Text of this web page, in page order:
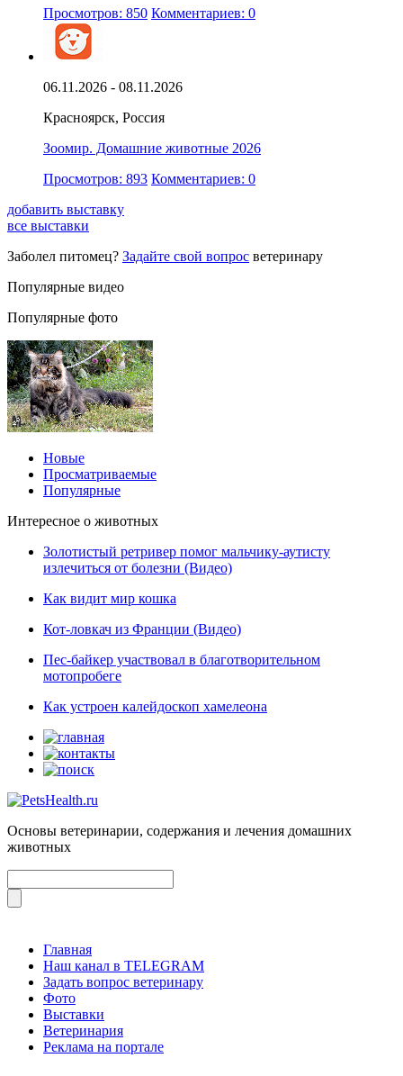
Просмотров: 850 Комментариев: 0
06.11.2026 - 08.11.2026
Красноярск, Россия
Зоомир. Домашние животные 2026
Просмотров: 893 Комментариев: 0
добавить выставку
все выставки
Заболел питомец? Задайте свой вопрос ветеринару
Популярные видео
Популярные фото
Новые
Просматриваемые
Популярные
Интересное о животных
Золотистый ретривер помог мальчику-аутисту
излечиться от болезни (Видео)
Как видит мир кошка
Кот-ловкач из Франции (Видео)
Пес-байкер участвовал в благотворительном
мотопробеге
Как устроен калейдоскоп хамелеона
Основы ветеринарии, содержания и лечения домашних
животных
Главная
Наш канал в TELEGRAM
Задать вопрос ветеринару
Фото
Выставки
Ветеринария
Реклама на портале